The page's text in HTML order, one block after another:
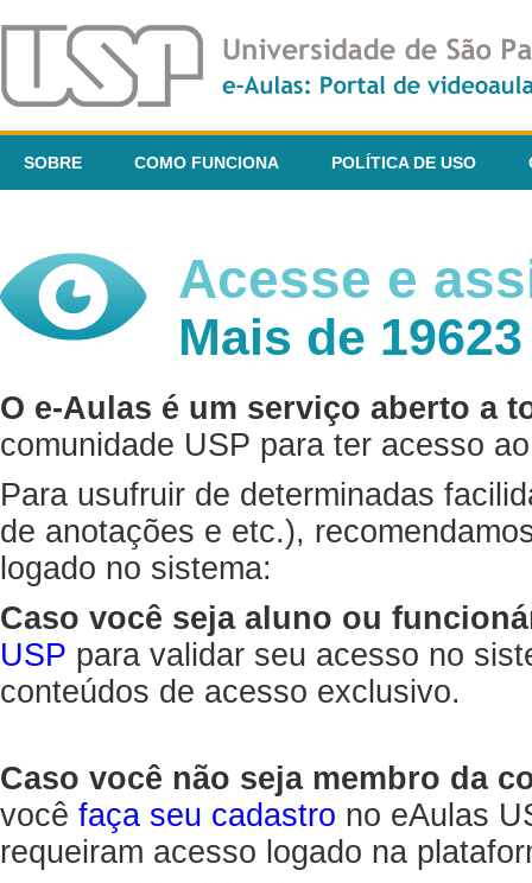
SOBRE COMO FUNCIONA POLÍTICA DE USO
Acesse e
Mais de
O e-Aulas é um serviço aberto a
comunidade USP para ter acesso
Para usufruir de determinadas
de anotações e etc.),
logado no sistema:
Caso você seja aluno ou
USP para validar seu acesso no
conteúdos de acesso exclusivo.
Caso você não seja membro da
você faça seu cadastro no eAulas
requeiram acesso logado na